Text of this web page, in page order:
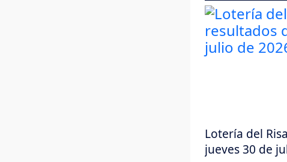
Lotería del
jueves 30 de